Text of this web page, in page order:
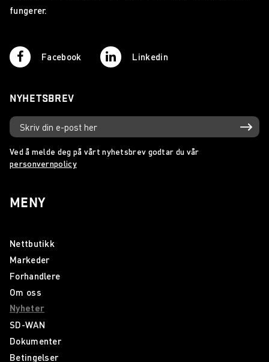
fungerer.
Facebook Linkedin
NYHETSBREV
Ved å melde deg på vårt nyhetsbrev godtar du vår
personvernpolicy
MENY
Nettbutikk
Markeder
Forhandlere
Om oss
Nyheter
SD-WAN
Dokumenter
Betingelser